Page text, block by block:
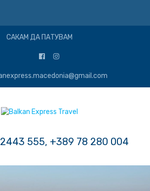
САКАМ ДА ПАТУВАМ
555, +389 78 280 004